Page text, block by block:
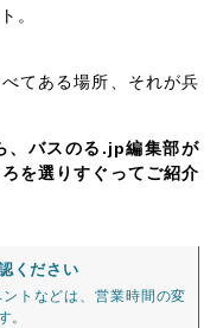
。
てある場所、それが兵
、バスのる.jp編集部が
を選りすぐってご紹介
ください
トなどは、営業時間の変
。